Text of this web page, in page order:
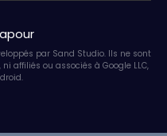
par Sand Studio. Ils ne sont
affiliés ou associés à Google LLC,